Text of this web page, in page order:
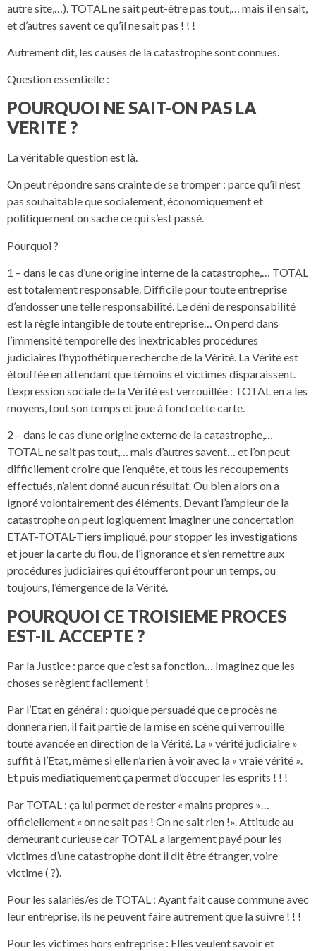
autre site,…). TOTAL ne sait peut-être pas tout,… mais il en sait,
et d’autres savent ce qu’il ne sait pas ! ! !
Autrement dit, les causes de la catastrophe sont connues.
Question essentielle :
POURQUOI NE SAIT-ON PAS LA
VERITE ?
La véritable question est là.
On peut répondre sans crainte de se tromper : parce qu’il n’est
pas souhaitable que socialement, économiquement et
politiquement on sache ce qui s’est passé.
Pourquoi ?
1 – dans le cas d’une origine interne de la catastrophe,… TOTAL
est totalement responsable. Difficile pour toute entreprise
d’endosser une telle responsabilité. Le déni de responsabilité
est la règle intangible de toute entreprise… On perd dans
l’immensité temporelle des inextricables procédures
judiciaires l’hypothétique recherche de la Vérité. La Vérité est
étouffée en attendant que témoins et victimes disparaissent.
L’expression sociale de la Vérité est verrouillée : TOTAL en a les
moyens, tout son temps et joue à fond cette carte.
2 – dans le cas d’une origine externe de la catastrophe,…
TOTAL ne sait pas tout,… mais d’autres savent… et l’on peut
difficilement croire que l’enquête, et tous les recoupements
effectués, n’aient donné aucun résultat. Ou bien alors on a
ignoré volontairement des éléments. Devant l’ampleur de la
catastrophe on peut logiquement imaginer une concertation
ETAT-TOTAL-Tiers impliqué, pour stopper les investigations
et jouer la carte du flou, de l’ignorance et s’en remettre aux
procédures judiciaires qui étoufferont pour un temps, ou
toujours, l’émergence de la Vérité.
POURQUOI CE TROISIEME PROCES
EST-IL ACCEPTE ?
Par la Justice : parce que c’est sa fonction… Imaginez que les
choses se règlent facilement !
Par l’Etat en général : quoique persuadé que ce procès ne
donnera rien, il fait partie de la mise en scène qui verrouille
toute avancée en direction de la Vérité. La « vérité judiciaire »
suffit à l’Etat, même si elle n’a rien à voir avec la « vraie vérité ».
Et puis médiatiquement ça permet d’occuper les esprits ! ! !
Par TOTAL : ça lui permet de rester « mains propres »…
officiellement « on ne sait pas ! On ne sait rien !». Attitude au
demeurant curieuse car TOTAL a largement payé pour les
victimes d’une catastrophe dont il dit être étranger, voire
victime ( ?).
Pour les salariés/es de TOTAL : Ayant fait cause commune avec
leur entreprise, ils ne peuvent faire autrement que la suivre ! ! !
Pour les victimes hors entreprise : Elles veulent savoir et